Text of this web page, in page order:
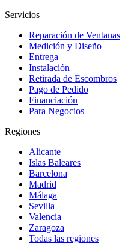
Servicios
Reparación de Ventanas
Medición y Diseño
Entrega
Instalación
Retirada de Escombros
Pago de Pedido
Financiación
Para Negocios
Regiones
Alicante
Islas Baleares
Barcelona
Madrid
Málaga
Sevilla
Valencia
Zaragoza
Todas las regiones